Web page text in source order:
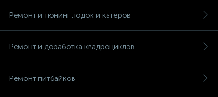
Ремонт и тюнинг лодок и катеров
Ремонт и доработка квадроциклов
Ремонт питбайков